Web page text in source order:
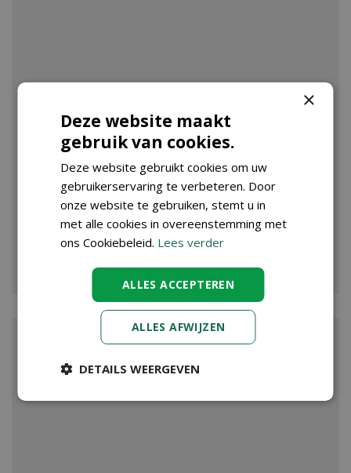
×
Deze website maakt
gebruik van cookies.
Deze website gebruikt cookies om uw
gebruikerservaring te verbeteren. Door
onze website te gebruiken, stemt u in
met alle cookies in overeenstemming met
ons Cookiebeleid. Lees verder
ALLES ACCEPTEREN
ALLES AFWIJZEN
DETAILS WEERGEVEN